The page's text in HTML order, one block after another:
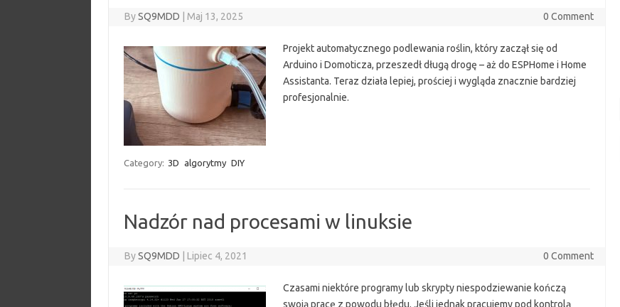
BySQ9MDD Maj 13, 2025 0 Comment
Projekt automatycznego podlewania roślin, który zaczął się od
Arduino i Domoticza, przeszedł długą drogę – aż do ESPHome i Home
Assistanta. Teraz działa lepiej, prościej i wygląda znacznie bardziej
profesjonalnie.
Category: 3D algorytmy DIY
Nadzór nad procesami w linuksie
BySQ9MDD Lipiec 4, 2021 0 Comment
Czasami niektóre programy lub skrypty niespodziewanie kończą
swoją pracę z powodu błędu. Jeśli jednak pracujemy pod kontrolą